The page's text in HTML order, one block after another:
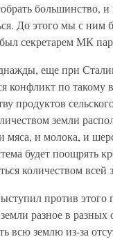
большинство,
До этого мы с ним
секретарем МК
еще при
конфликт по такому
продуктов
земли
мяса, и молока, и
будет поощрять
количеством всей
против
разное в
всю землю из-за